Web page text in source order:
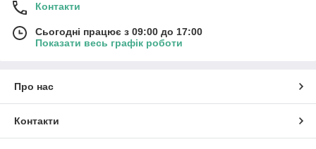
Контакти
Сьогодні працює з 09:00 до 17:00
Показати весь графік роботи
Про нас
Контакти